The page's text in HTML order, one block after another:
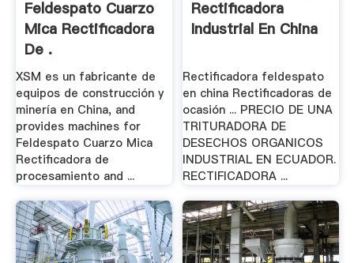
Feldespato Cuarzo
Mica Rectificadora
De .
XSM es un fabricante de
equipos de construcción y
minería en China, and
provides machines for
Feldespato Cuarzo Mica
Rectificadora de
procesamiento and ...
Rectificadora
Industrial En China
Rectificadora feldespato
en china Rectificadoras de
ocasión ... PRECIO DE UNA
TRITURADORA DE
DESECHOS ORGANICOS
INDUSTRIAL EN ECUADOR.
RECTIFICADORA ...